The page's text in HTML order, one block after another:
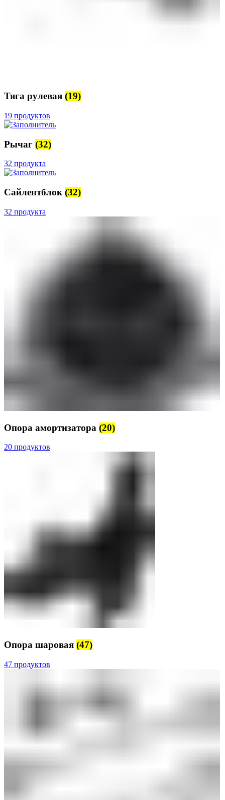
Тяга рулевая (19)
19 продуктов
Рычаг (32)
32 продукта
Сайлентблок (32)
32 продукта
Опора амортизатора (20)
20 продуктов
Опора шаровая (47)
47 продуктов